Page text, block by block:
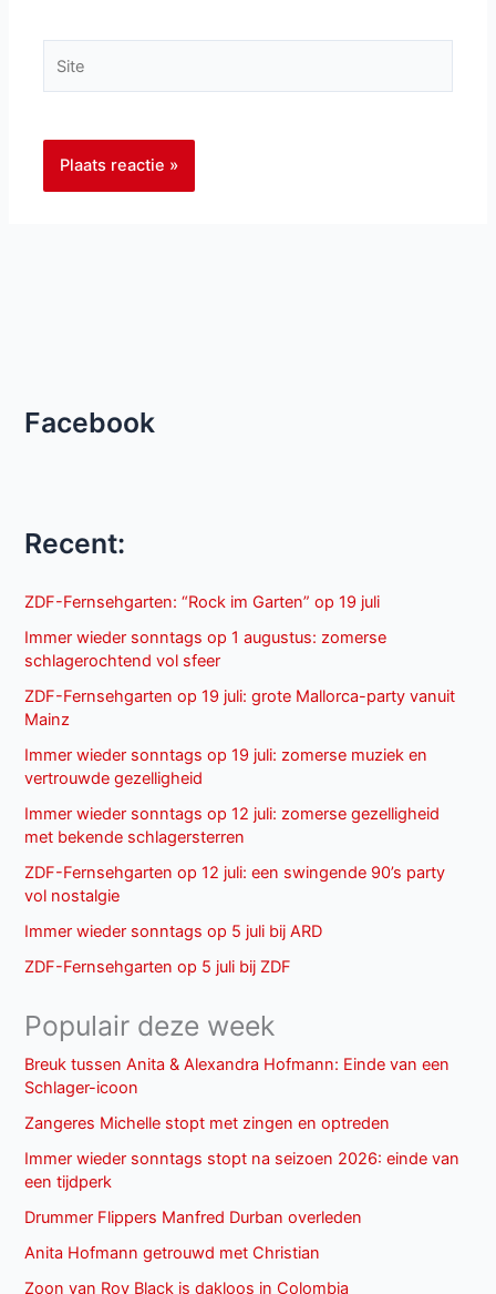
Facebook
Recent:
ZDF-Fernsehgarten: “Rock im Garten” op 19 juli
Immer wieder sonntags op 1 augustus: zomerse
schlagerochtend vol sfeer
ZDF-Fernsehgarten op 19 juli: grote Mallorca-party vanuit
Mainz
Immer wieder sonntags op 19 juli: zomerse muziek en
vertrouwde gezelligheid
Immer wieder sonntags op 12 juli: zomerse gezelligheid
met bekende schlagersterren
ZDF-Fernsehgarten op 12 juli: een swingende 90’s party
vol nostalgie
Immer wieder sonntags op 5 juli bij ARD
ZDF-Fernsehgarten op 5 juli bij ZDF
Populair deze week
Breuk tussen Anita & Alexandra Hofmann: Einde van een
Schlager-icoon
Zangeres Michelle stopt met zingen en optreden
Immer wieder sonntags stopt na seizoen 2026: einde van
een tijdperk
Drummer Flippers Manfred Durban overleden
Anita Hofmann getrouwd met Christian
Zoon van Roy Black is dakloos in Colombia